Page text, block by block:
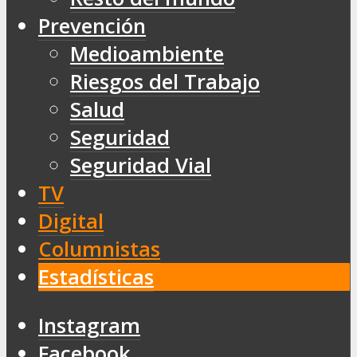
Prevención
Medioambiente
Riesgos del Trabajo
Salud
Seguridad
Seguridad Vial
TV
Digital
Columnistas
Estadísticas
Instagram